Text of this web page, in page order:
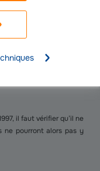
en temps réel des
des données de
il faut vérifier qu’il ne
ne pourront alors pas y